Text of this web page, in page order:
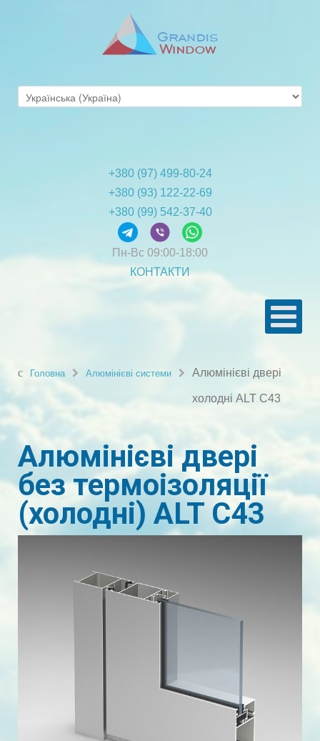
+380 (97) 499-80-24
+380 (93) 122-22-69
+380 (99) 542-37-40
Пн-Вс 09:00-18:00
КОНТАКТИ
Головна Алюмінієві системи Алюмінієві двері
холодні ALT C43
Алюмінієві двері
без термоізоляції
(холодні) ALT C43